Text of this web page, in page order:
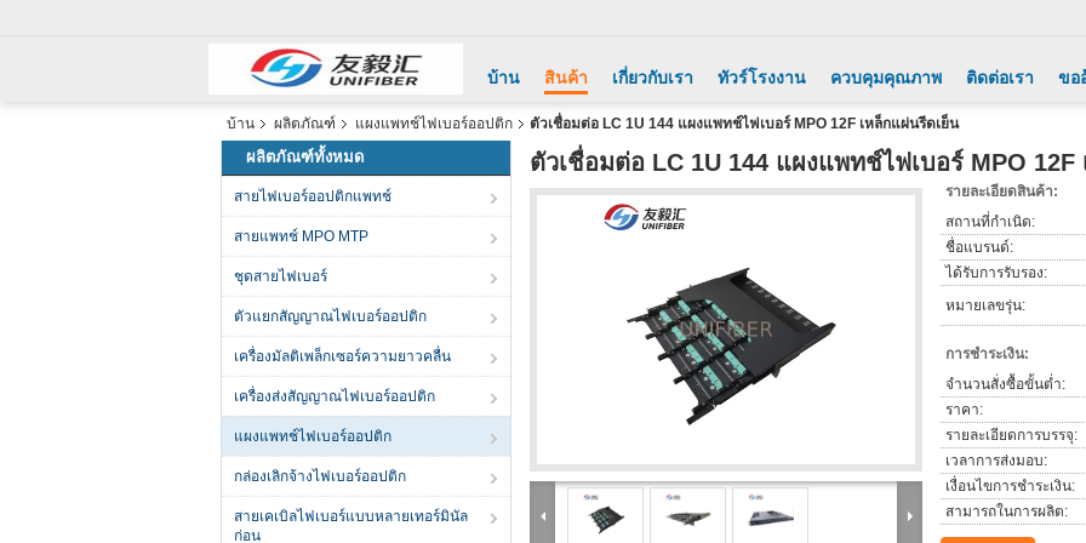
บ้าน สินค้า เกี่ยวกับเรา ทัวร์โรงงาน ควบคุมคุณภาพ ติดต่อเรา ขอ
บ้าน ผลิตภัณฑ์ แผงแพทช์ไฟเบอร์ออปติก ตัวเชื่อมต่อ LC 1U 144 แผงแพทช์ไฟเบอร์ MPO 12F เหล็กแผ่นรีดเย็น
ผลิตภัณฑ์ทั้งหมด
สายไฟเบอร์ออปติกแพทช์
สายแพทช์ MPO MTP
ชุดสายไฟเบอร์
ตัวแยกสัญญาณไฟเบอร์ออปติก
เครื่องมัลติเพล็กเซอร์ความยาวคลื่น
เครื่องส่งสัญญาณไฟเบอร์ออปติก
แผงแพทช์ไฟเบอร์ออปติก
กล่องเลิกจ้างไฟเบอร์ออปติก
สายเคเบิลไฟเบอร์แบบหลายเทอร์มินัล
ก่อน
ตัวเชื่อมต่อ LC 1U 144 แผงแพทช์ไฟเบอร์ MPO 12F
รายละเอียดสินค้า:
สถานที่กำเนิด:
ชื่อแบรนด์:
ได้รับการรับรอง:
หมายเลขรุ่น:
การชำระเงิน:
จำนวนสั่งซื้อขั้นต่ำ:
ราคา:
รายละเอียดการบรรจุ:
เวลาการส่งมอบ:
เงื่อนไขการชำระเงิน:
สามารถในการผลิต: